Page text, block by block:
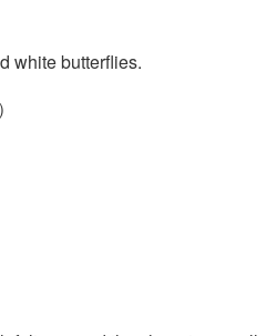
white butterflies.